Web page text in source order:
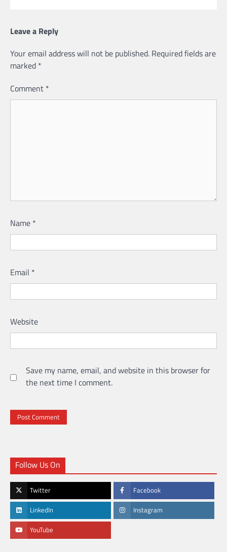
Leave a Reply
Your email address will not be published. Required fields are
marked *
Comment *
Name *
Email *
Website
Save my name, email, and website in this browser for
the next time I comment.
Follow Us On
Twitter Facebook
LinkedIn Instagram
YouTube